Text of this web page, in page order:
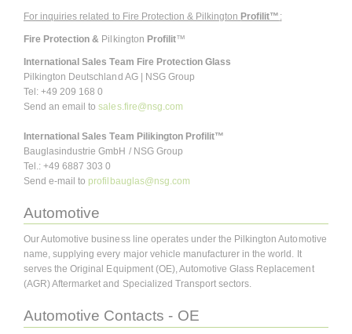
For inquiries related to Fire Protection & Pilkington Profilit™ :
Fire Protection & Pilkington Profilit™
International Sales Team Fire Protection Glass
Pilkington Deutschland AG | NSG Group
Tel: +49 209 168 0
Send an email tosales.fire@nsg.com
International Sales Team Pilikington Profilit™
Bauglasindustrie GmbH / NSG Group
Tel.: +49 6887 303 0
Send e-mail to profilbauglas@nsg.com
Automotive
Our Automotive business line operates under the Pilkington Automotive
name, supplying every major vehicle manufacturer in the world. It
serves the Original Equipment (OE), Automotive Glass Replacement
(AGR) Aftermarket and Specialized Transport sectors.
Automotive Contacts - OE